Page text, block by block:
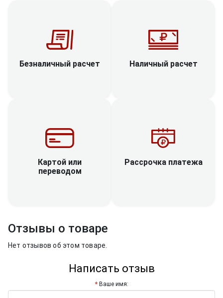
Безналичный расчет Наличный расчет
Картой или
переводом
Рассрочка платежа
Отзывы о товаре
Нет отзывов об этом товаре.
Написать отзыв
Ваше имя: